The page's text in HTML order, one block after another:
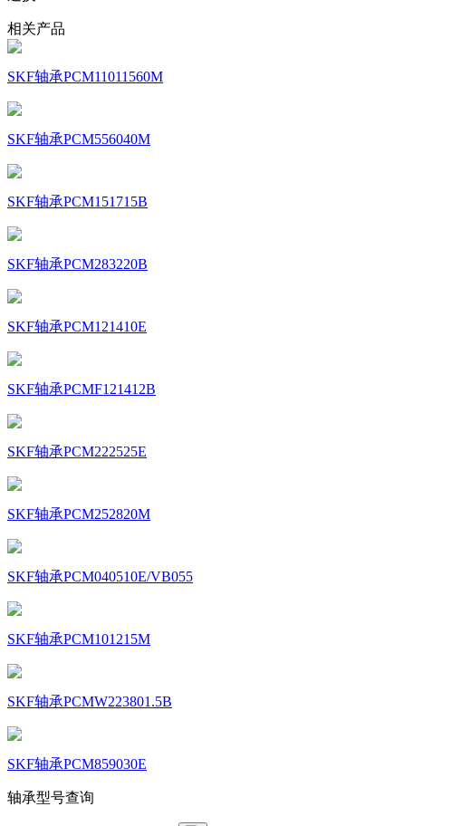
相关产品
SKF轴承PCM11011560M
SKF轴承PCM556040M
SKF轴承PCM151715B
SKF轴承PCM283220B
SKF轴承PCM121410E
SKF轴承PCMF121412B
SKF轴承PCM222525E
SKF轴承PCM252820M
SKF轴承PCM040510E/VB055
SKF轴承PCM101215M
SKF轴承PCMW223801.5B
SKF轴承PCM859030E
轴承型号查询